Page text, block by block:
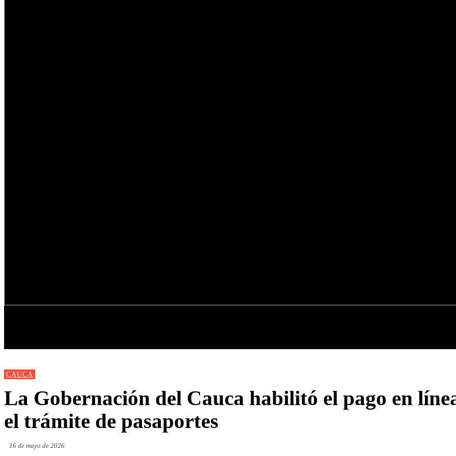
CAUCA
La Gobernación del Cauca habilitó el pago en
el trámite de pasaportes
16 de mayo de 2026